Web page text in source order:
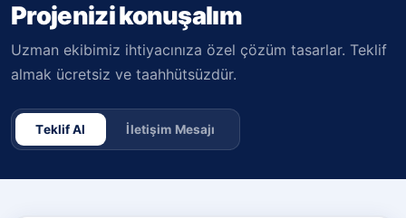
Projenizi konuşalım
Uzman ekibimiz ihtiyacınıza özel çözüm tasarlar. Teklif
almak ücretsiz ve taahhütsüzdür.
Teklif Al İletişim Mesajı